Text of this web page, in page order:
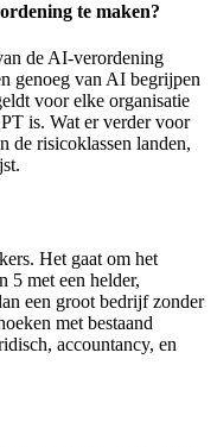
te maken?
de AI-verordening
genoeg van AI begrijpen
voor elke organisatie
is. Wat er verder voor
de risicoklassen landen,
Het gaat om het
5 met een helder,
een groot bedrijf zonder
met bestaand
accountancy, en